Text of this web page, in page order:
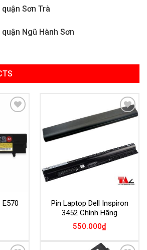
Sơn Trà
Ngũ Hành Sơn
Add to
Pin Laptop Dell Inspiron
3452 Chính Hãng
550.000₫